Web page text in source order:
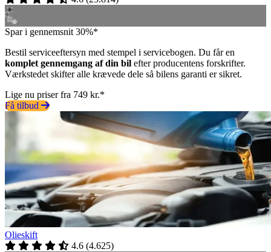
Spar i gennemsnit 30%*
Bestil serviceeftersyn med stempel i servicebogen. Du får en
komplet gennemgang af din bil efter producentens forskrifter.
Værkstedet skifter alle krævede dele så bilens garanti er sikret.
Lige nu priser fra 749 kr.*
Få tilbud
Olieskift
4.6 (4.625)